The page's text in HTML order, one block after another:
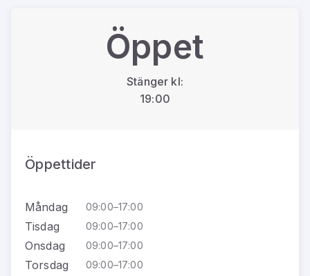
Öppet
Stänger kl:
19:00
Öppettider
Måndag 09:00–17:00
Tisdag 09:00–17:00
Onsdag 09:00–17:00
Torsdag 09:00–17:00